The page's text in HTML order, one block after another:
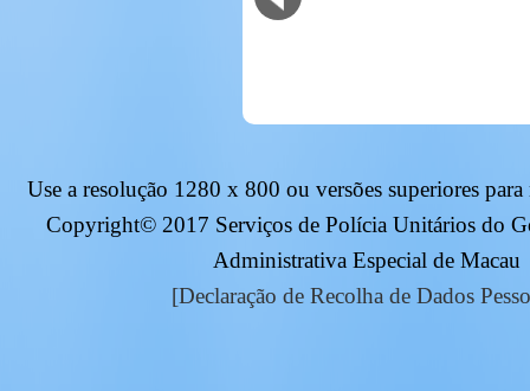
Use a resolução 1280 x 800 ou versões superiores
Copyright© 2017 Serviços de Polícia Unitários do
Administrativa Especial de Macau
[Declaração de Recolha de Dados